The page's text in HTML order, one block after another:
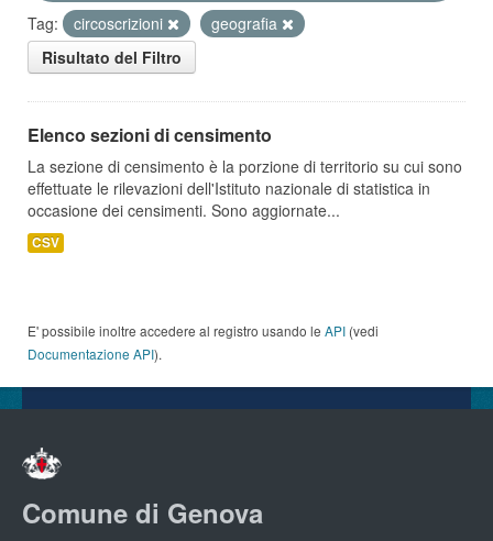
Tag:
circoscrizioni
geografia
Risultato del Filtro
Elenco sezioni di censimento
La sezione di censimento è la porzione di territorio su cui sono
effettuate le rilevazioni dell'Istituto nazionale di statistica in
occasione dei censimenti. Sono aggiornate...
CSV
E' possibile inoltre accedere al registro usando le API (vedi
Documentazione API).
Comune di Genova